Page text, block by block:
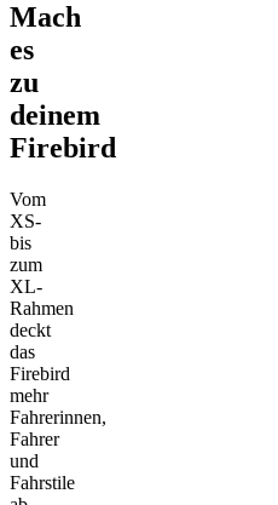
Mach
es
zu
deinem
Firebird
Vom
XS-
bis
zum
XL-
Rahmen
deckt
das
Firebird
mehr
Fahrerinnen,
Fahrer
und
Fahrstile